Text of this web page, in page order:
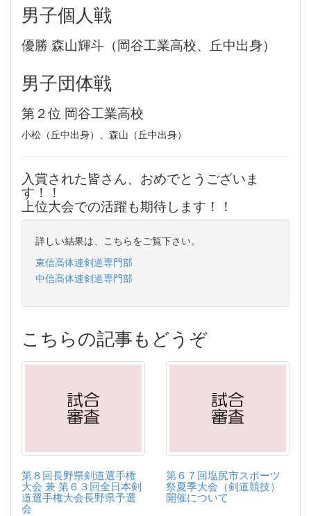
男子個人戦
優勝 森山輝斗（岡谷工業高校、丘中出身）
男子団体戦
第２位 岡谷工業高校
小松（丘中出身）、森山（丘中出身）
入賞された皆さん、おめでとうございま
す！！
上位大会での活躍も期待します！！
詳しい結果は、こちらをご覧下さい。
東信高体連剣道専門部
中信高体連剣道専門部
こちらの記事もどうぞ
第８回長野県剣道選手権
大会 兼 第６３回全日本剣
道選手権大会長野県予選
会
第６７回塩尻市スポーツ
祭夏季大会（剣道競技）
開催について